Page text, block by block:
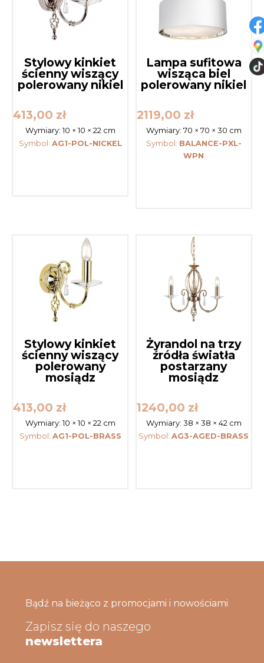
Stylowy kinkiet
ścienny wiszący
polerowany nikiel
413,00 zł
Wymiary: 10 × 10 × 22 cm
Symbol: AG1-POL-NICKEL
Lampa sufitowa
wisząca biel
polerowany nikiel
2119,00 zł
Wymiary: 70 × 70 × 30 cm
Symbol: BALANCE-PXL-
WPN
Stylowy kinkiet
ścienny wiszący
polerowany
mosiądz
413,00 zł
Wymiary: 10 × 10 × 22 cm
Symbol: AG1-POL-BRASS
Żyrandol na trzy
źródła światła
postarzany
mosiądz
1240,00 zł
Wymiary: 38 × 38 × 42 cm
Symbol:AG3-AGED-BRASS
Bądź na bieżąco z promocjami i nowościami
Zapisz się do naszego
newslettera